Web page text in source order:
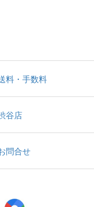
料・手数料
谷店
問合せ